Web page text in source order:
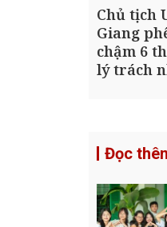
Chủ tịch
Giang
chậm 6
lý trách
Đọc